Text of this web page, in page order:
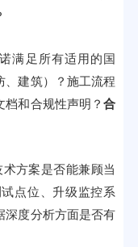
满足所有适用的国
、建筑）？施工流程
档和合规性声明？合
方案是否能兼顾当
点位、升级监控系
深度分析方面是否有